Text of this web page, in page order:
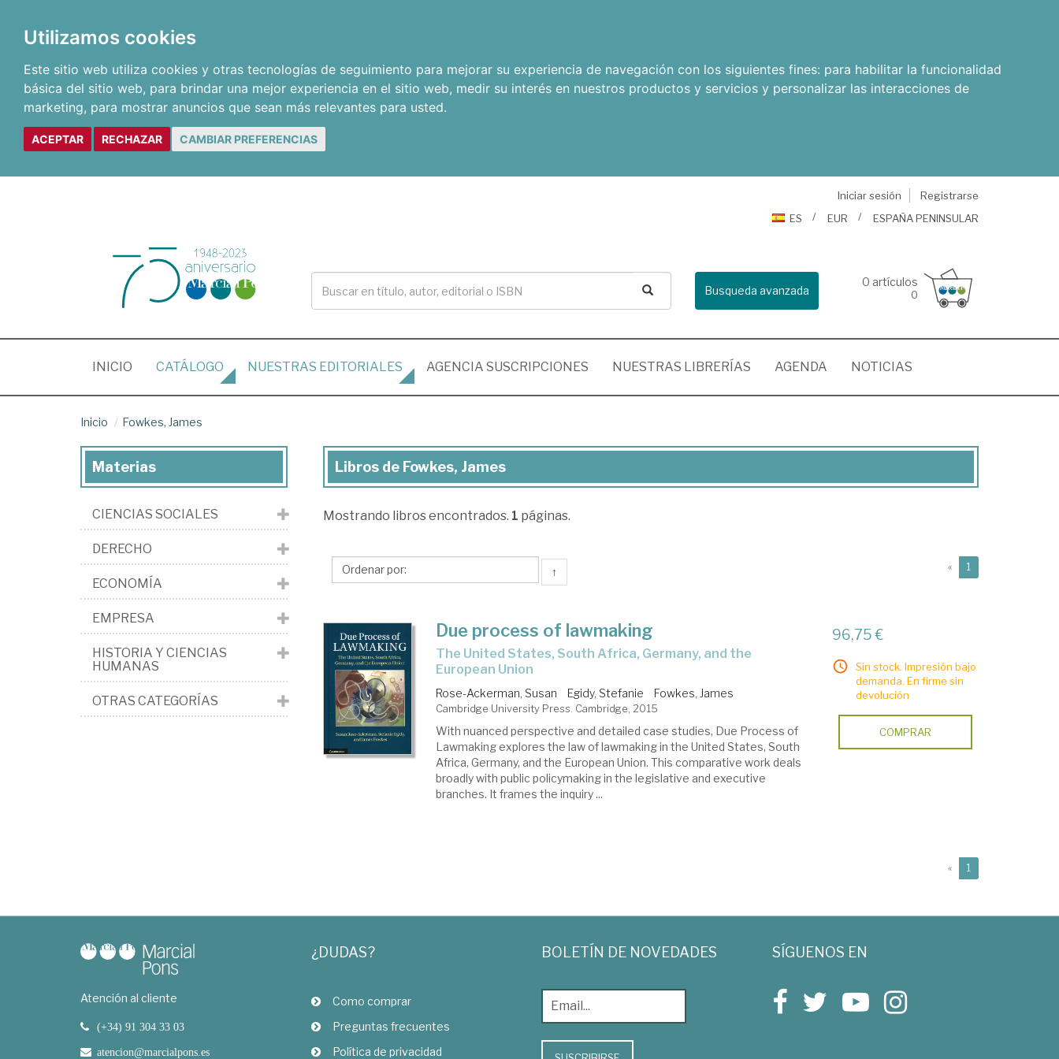
Utilizamos cookies
Este sitio web utiliza cookies y otras tecnologías de seguimiento para mejorar su experiencia de navegación con los siguientes fines: para habilitar la funcionalidad
básica del sitio web, para brindar una mejor experiencia en el sitio web, medir su interés en nuestros productos y servicios y personalizar las interacciones de
marketing, para mostrar anuncios que sean más relevantes para usted.
ACEPTAR RECHAZAR CAMBIAR PREFERENCIAS
Iniciar sesión
Registrarse
ES
EUR ESPAÑA PENINSULAR
Busqueda avanzada
0 artículos
0
INICIO (CURRENT)
CATÁLOGO NUESTRAS EDITORIALES AGENCIA SUSCRIPCIONES NUESTRAS LIBRERÍAS AGENDA NOTICIAS
Inicio Fowkes, James
Libros
Fowkes,
Libros de Fowkes, James
Mostrando libros encontrados. 1 páginas.
↑ « 1
Due process of lawmaking
the United States, South Africa, Germany, and the
European Union
Rose-Ackerman, Susan Egidy, Stefanie Fowkes, James
Cambridge University Press. Cambridge, 2015
With nuanced perspective and detailed case studies, Due Process of
Lawmaking explores the law of lawmaking in the United States, South
Africa, Germany, and the European Union. This comparative work deals
broadly with public policymaking in the legislative and executive
branches. It frames the inquiry ...
96,75 €
Sin stock. Impresión bajo
demanda. En firme sin
devolución
COMPRAR
« 1
Materias
CIENCIAS SOCIALES
DERECHO
ECONOMÍA
EMPRESA
HISTORIA Y CIENCIAS
HUMANAS
OTRAS CATEGORÍAS
Atención al cliente
(+34) 91 304 33 03
atencion@marcialpons.es
¿DUDAS?
Como comprar
Preguntas frecuentes
Política de privacidad
BOLETÍN DE NOVEDADES SÍGUENOS EN